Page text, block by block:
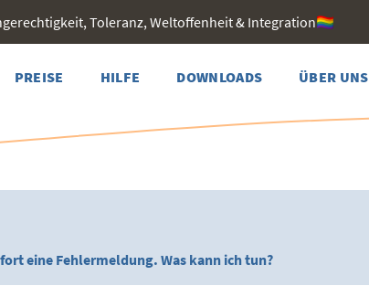
Toleranz, Weltoffenheit & Integration🏳️‍🌈
PREISE HILFE DOWNLOADS ÜBER UNS
eine Fehlermeldung. Was kann ich tun?